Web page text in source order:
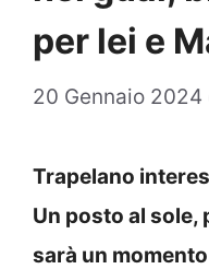
per lei e
20 Gennaio 2024
Trapelano
Un posto al sole,
sarà un